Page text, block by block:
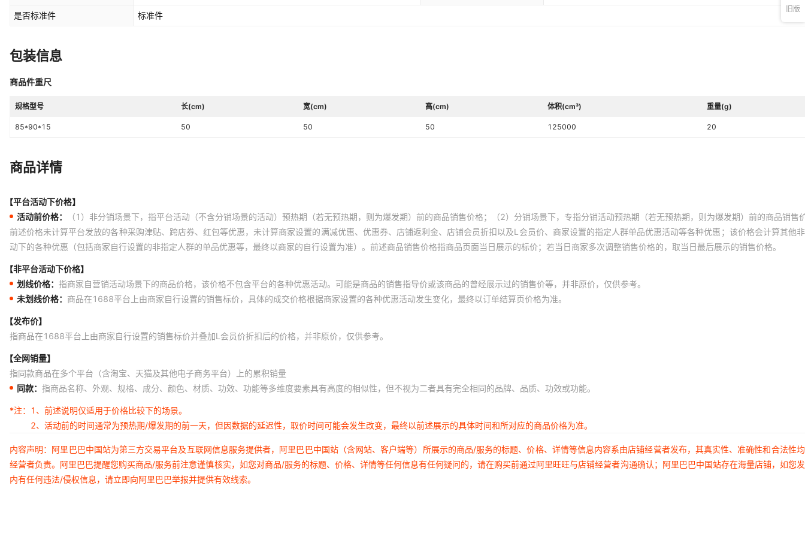
是否标准件 标准件
包装信息
商品件重尺
规格型号 长(cm) 宽(cm) 高(cm) 体积(cm³) 重量(g)
85*90*15 50 50 50 125000 20
商品详情
【平台活动下价格】
活动前价格：
（1）非分销场景下，指平台活动（不含分销场景的活动）预热期（若无预热期，则为爆发期）前的商品销售价格；（2）分销场景下，专指分销活动预热期（若无预热期，则为爆发期）前的商品销售
前述价格未计算平台发放的各种采购津贴、跨店券、红包等优惠，未计算商家设置的满减优惠、优惠券、店铺返利金、店铺会员折扣以及L会员价、商家设置的指定人群单品优惠活动等各种优惠；该价格会计算其他
动下的各种优惠（包括商家自行设置的非指定人群的单品优惠等，最终以商家的自行设置为准）。前述商品销售价格指商品页面当日展示的标价；若当日商家多次调整销售价格的，取当日最后展示的销售价格。
【非平台活动下价格】
划线价格： 指商家自营销活动场景下的商品价格，该价格不包含平台的各种优惠活动。可能是商品的销售指导价或该商品的曾经展示过的销售价等，并非原价，仅供参考。
未划线价格： 商品在1688平台上由商家自行设置的销售标价，具体的成交价格根据商家设置的各种优惠活动发生变化，最终以订单结算页价格为准。
【发布价】
指商品在1688平台上由商家自行设置的销售标价并叠加L会员价折扣后的价格，并非原价，仅供参考。
【全网销量】
指同款商品在多个平台（含淘宝、天猫及其他电子商务平台）上的累积销量
同款： 指商品名称、外观、规格、成分、颜色、材质、功效、功能等多维度要素具有高度的相似性，但不视为二者具有完全相同的品牌、品质、功效或功能。
*注：
1、前述说明仅适用于价格比较下的场景。
2、活动前的时间通常为预热期/爆发期的前一天，但因数据的延迟性，取价时间可能会发生改变，最终以前述展示的具体时间和所对应的商品价格为准。
内容声明：阿里巴巴中国站为第三方交易平台及互联网信息服务提供者，阿里巴巴中国站（含网站、客户端等）所展示的商品/服务的标题、价格、详情等信息内容系由店铺经营者发布，其真实性、准确性和合法性
经营者负责。阿里巴巴提醒您购买商品/服务前注意谨慎核实，如您对商品/服务的标题、价格、详情等任何信息有任何疑问的，请在购买前通过阿里旺旺与店铺经营者沟通确认；阿里巴巴中国站存在海量店铺，如您
内有任何违法/侵权信息，请立即向阿里巴巴举报并提供有效线索。
旧版